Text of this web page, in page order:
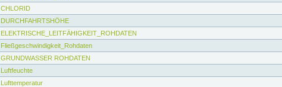
CHLORID
DURCHFAHRTSHÖHE
ELEKTRISCHE_LEITFÄHIGKEIT_ROHDATEN
Fließgeschwindigkeit_Rohdaten
GRUNDWASSER ROHDATEN
Luftfeuchte
Lufttemperatur